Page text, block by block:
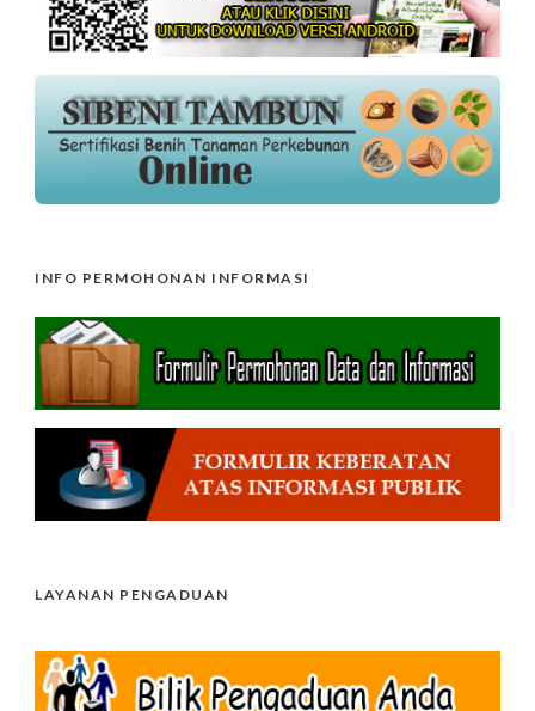
INFO PERMOHONAN INFORMASI
LAYANAN PENGADUAN